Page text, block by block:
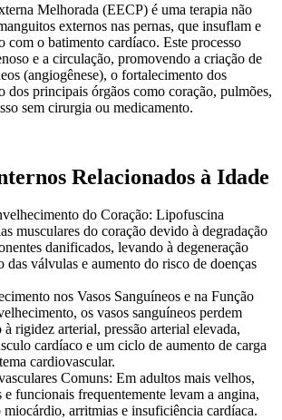
Melhorada (EECP) é uma terapia não
externos nas pernas, que insuflam e
com o batimento cardíaco. Este processo
e a circulação, promovendo a criação de
(angiogênese), o fortalecimento dos
dos principais órgãos como coração, pulmões,
sem cirurgia ou medicamento.
Relacionados à Idade
do Coração: Lipofuscina
musculares do coração devido à degradação
danificados, levando à degeneração
das válvulas e aumento do risco de doenças
nos Vasos Sanguíneos e na Função
os vasos sanguíneos perdem
rigidez arterial, pressão arterial elevada,
cardíaco e um ciclo de aumento de carga
cardiovascular.
Comuns: Em adultos mais velhos,
e funcionais frequentemente levam a angina,
arritmias e insuficiência cardíaca.